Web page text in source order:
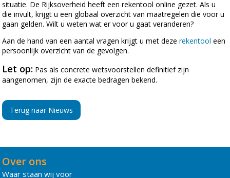
situatie. De Rijksoverheid heeft een rekentool online gezet. Als u
die invult, krijgt u een globaal overzicht van maatregelen die voor u
gaan gelden. Wilt u weten wat er voor u gaat veranderen?
Aan de hand van een aantal vragen krijgt u met dezerekentool een
persoonlijk overzicht van de gevolgen.
Let op: Pas als concrete wetsvoorstellen definitief zijn
aangenomen, zijn de exacte bedragen bekend.
Terug naar Nieuws
Over ons
Waar staan wij voor